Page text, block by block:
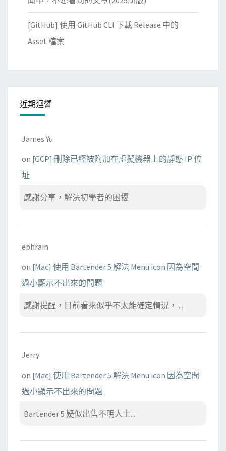
持
續
[GitHub] 使用 GitHub CLI 下載 Release 中的
Asset 檔案
近期迴響
James Yu
on [GCP] 刪除已經被附加在虛擬機器上的靜態 IP 位
址
感謝分享，解決初學者的困擾
ephrain
on [Mac] 使用 Bartender 5 解決 Menu icon 因為空間
過小顯示不出來的問題
感謝提醒，目前看來似乎不太能確定情況， ...
Jerry
on [Mac] 使用 Bartender 5 解決 Menu icon 因為空間
過小顯示不出來的問題
Bartender 5 疑似出售不明人士...